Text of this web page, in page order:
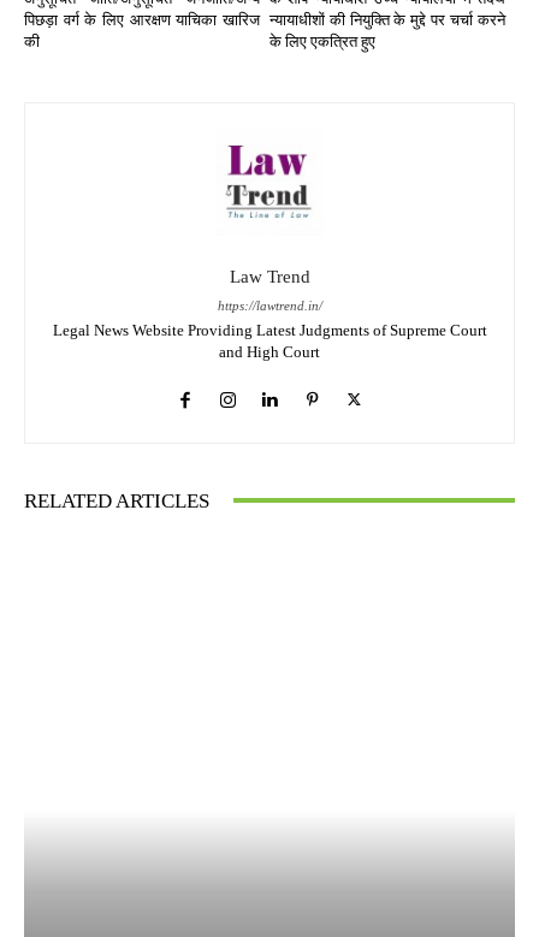
पिछड़ा वर्ग के लिए आरक्षण याचिका खारिज
की
न्यायाधीशों की नियुक्ति के मुद्दे पर चर्चा करने
के लिए एकत्रित हुए
Law Trend
https://lawtrend.in/
Legal News Website Providing Latest Judgments of Supreme Court
and High Court
RELATED ARTICLES